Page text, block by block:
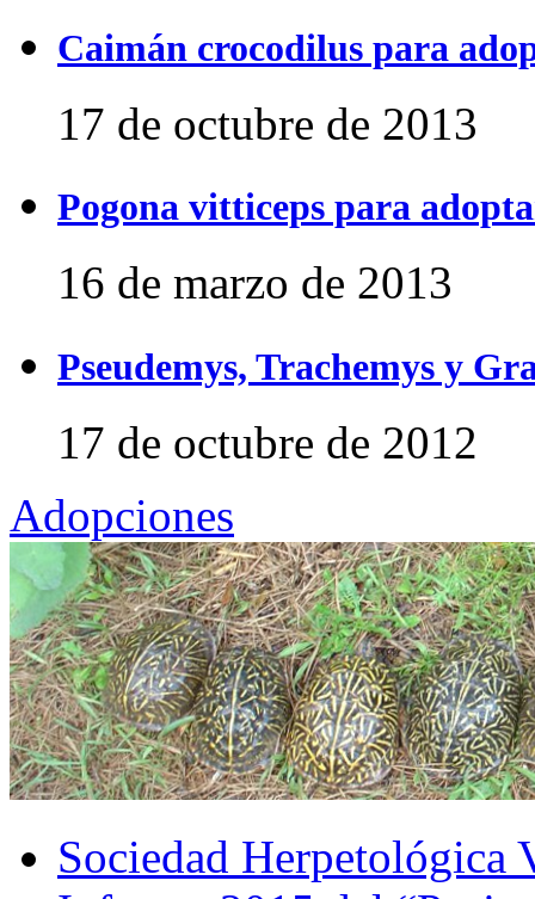
Caimán crocodilus para
17 de octubre de 2013
Pogona vitticeps para
16 de marzo de 2013
Pseudemys, Trachemys y
17 de octubre de 2012
Adopciones
Sociedad Herpetológica